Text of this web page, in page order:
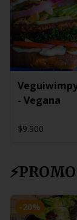
- Vegana
$9.900
-20%